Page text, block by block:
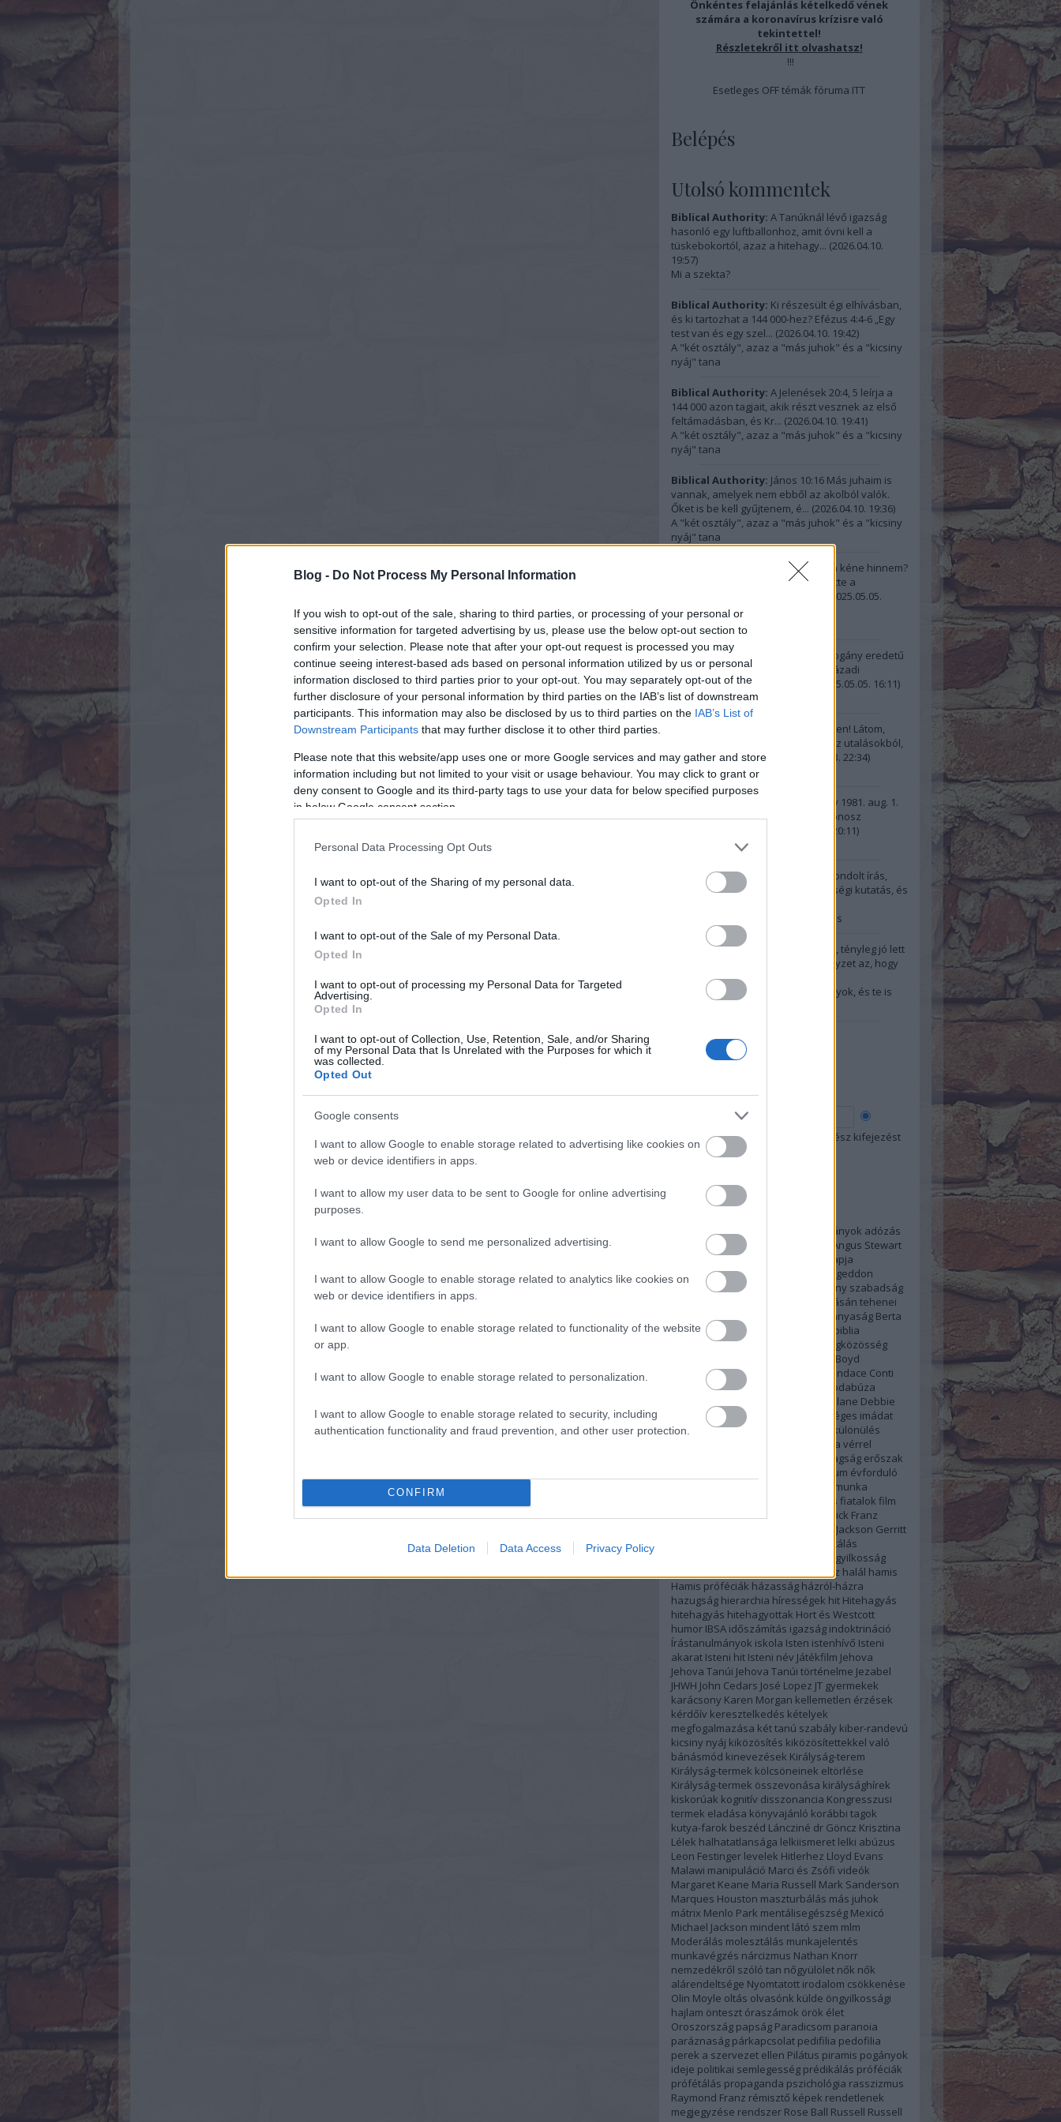
Blog - Do Not Process My Personal Information
If you wish to opt-out of the sale, sharing to third parties, or processing of your personal or
sensitive information for targeted advertising by us, please use the below opt-out section to
confirm your selection. Please note that after your opt-out request is processed you may
continue seeing interest-based ads based on personal information utilized by us or personal
information disclosed to third parties prior to your opt-out. You may separately opt-out of the
further disclosure of your personal information by third parties on the IAB’s list of downstream
participants. This information may also be disclosed by us to third parties on the IAB’s List of
Downstream Participants that may further disclose it to other third parties.
Please note that this website/app uses one or more Google services and may gather and store
information including but not limited to your visit or usage behaviour. You may click to grant or
deny consent to Google and its third-party tags to use your data for below specified purposes
in below Google consent section.
Personal Data Processing Opt Outs
I want to opt-out of the Sharing of my personal data.
Opted In
I want to opt-out of the Sale of my Personal Data.
Opted In
I want to opt-out of processing my Personal Data for Targeted
Advertising.
Opted In
I want to opt-out of Collection, Use, Retention, Sale, and/or Sharing
of my Personal Data that Is Unrelated with the Purposes for which it
was collected.
Opted Out
Google consents
I want to allow Google to enable storage related to advertising like cookies on
web or device identifiers in apps.
I want to allow my user data to be sent to Google for online advertising
purposes.
I want to allow Google to send me personalized advertising.
I want to allow Google to enable storage related to analytics like cookies on
web or device identifiers in apps.
I want to allow Google to enable storage related to functionality of the website
or app.
I want to allow Google to enable storage related to personalization.
I want to allow Google to enable storage related to security, including
authentication functionality and fraud prevention, and other user protection.
CONFIRM
Data Deletion Data Access Privacy Policy
Önkéntes felajánlás kételkedő vének
számára a koronavírus krízisre való
tekintettel!
Részletekről itt olvashatsz!
!!!
Esetleges OFF témák fóruma ITT
Belépés
Utolsó kommentek
Biblical Authority: A Tanúknál lévő igazság
hasonló egy luftballonhoz, amit óvni kell a
tüskebokortól, azaz a hitehagy... (2026.04.10.
19:57)
Mi a szekta?
Biblical Authority: Ki részesült égi elhívásban,
és ki tartozhat a 144 000-hez? Efézus 4:4-6 „Egy
test van és egy szel... (2026.04.10. 19:42)
A "két osztály", azaz a "más juhok" és a "kicsiny
nyáj" tana
Biblical Authority: A Jelenések 20:4, 5 leírja a
144 000 azon tagjait, akik részt vesznek az első
feltámadásban, és Kr... (2026.04.10. 19:41)
A "két osztály", azaz a "más juhok" és a "kicsiny
nyáj" tana
Biblical Authority: János 10:16 Más juhaim is
vannak, amelyek nem ebből az akolból valók.
Őket is be kell gyűjtenem, é... (2026.04.10. 19:36)
A "két osztály", azaz a "más juhok" és a "kicsiny
nyáj" tana
@Ferenc Busó: Miben kéne hinnem?
Abban, hogy Rutherford beszüntette a
2025.05.05.
16:57)
Születésnap és megbocsátás
Ferenc Busó:
"A születésnapot pogány eredetű
szokásnak tartják, amit az első századi
keresztények, sem Istennek...
2025.05.05. 16:11)
Születésnap és megbocsátás
@gggarai: Köszi szépen! Látom,
szép gyűjteményed van ezekből az utalásokból,
biztosan rendesen fig...
2024.10.13. 22:34)
Apokalipszis, most
A kért idézetek: Őrtorony 1981. aug. 1.
Olvasók kérdései: “És ha e világ gonosz
2024.10.13. 20:11)
Apokalipszis, most
Der Alte:Bravó! Jól,tudatosan átgondolt írás,
melyhez (gyanítom sok-sok ) minőségi kutatás, és
A szekta és az egyéni tudatfejlődés
@Der Alte: Szia! Igazad van, tényleg jó lett
volna címnek is ez a mondat. A helyzet az, hogy
2024.10.06. 18:47
"12 évvel a kilépésem után: Jól vagyok, és te is
Utolsó 20
Néhány szó Egész kifejezést
Címkék
18741914 Adományok adózás
agymosás
alámerítkezés
Angus Stewart
anorexiaAnthony Morris
Anyák Napja
ApokalipszisARC kivizsgálás
Armageddon
ateizmus Audrey Knorr
A keresztény szabadság
Básán tehenei
béranyaság Berta
Peale Beth Sarim
biblia
hamisításbírósági döntés
Blogközösség
Bonnie Boyd
börtönbüntetés
Candace Conti
családon belüli erőszak
csodabúza
David Splane Debbie
McDaniel
destruktív
Egységes imádat
élettapasztalat
elkülönülés
emberjogi kérdések a vérrel
ENSZ tagság erőszak
evangélium évforduló
feketemunka
feltámadás fiatalok film
Fiókhivatalok összevonása
Frederick Franz
Geoffrey Jackson Gerritt
gyermekmolesztálás
gyilkosság
Hadesz halál hamis
Hamis próféciák házasság házról-házra
hazugság hierarchia hírességek hit Hitehagyás
hitehagyás hitehagyottak Hort és Westcott
humor IBSA időszámítás igazság indoktrináció
Írástanulmányok iskola Isten istenhívő Isteni
akarat Isteni hit Isteni név Játékfilm Jehova
Jehova Tanúi Jehova Tanúi történelme Jezabel
JHWH John Cedars José Lopez JT gyermekek
karácsony Karen Morgan kellemetlen érzések
kérdőív keresztelkedés kételyek
megfogalmazása két tanú szabály kiber-randevú
kicsiny nyáj kiközösítés kiközösítettekkel való
bánásmód kinevezések Királyság-terem
Királyság-termek kölcsöneinek eltörlése
Királyság-termek összevonása királysághírek
kiskorúak kognitív disszonancia Kongresszusi
termek eladása könyvajánló korábbi tagok
kutya-farok beszéd Láncziné dr Göncz Krisztina
Lélek halhatatlansága lelkiismeret lelki abúzus
Leon Festinger levelek Hitlerhez Lloyd Evans
Malawi manipuláció Marci és Zsófi videók
Margaret Keane Maria Russell Mark Sanderson
Marques Houston maszturbálás más juhok
mátrix Menlo Park mentálisegészség Mexicó
Michael Jackson mindent látó szem mlm
Moderálás molesztálás munkajelentés
munkavégzés nárcizmus Nathan Knorr
nemzedékről szóló tan nőgyülölet nők nők
alárendeltsége Nyomtatott irodalom csökkenése
Olin Moyle oltás olvasónk külde öngyilkossági
hajlam önteszt óraszámok örök élet
Oroszország papság Paradicsom paranoia
paráznaság párkapcsolat pedifilia pedofilia
perek a szervezet ellen Pilátus piramis pogányok
ideje politikai semlegesség prédikálás próféciák
prófétálás propaganda pszichológia rasszizmus
Raymond Franz rémisztő képek rendetlenek
megjegyzése rendszer Rose Ball Russell Russell